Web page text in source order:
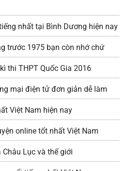
nhất tại Bình Dương hiện nay
trước 1975 bạn còn nhớ chứ
thi THPT Quốc Gia 2016
mại điện tử đơn giản dễ làm
Việt Nam hiện nay
online tốt nhất Việt Nam
Lục và thế giới